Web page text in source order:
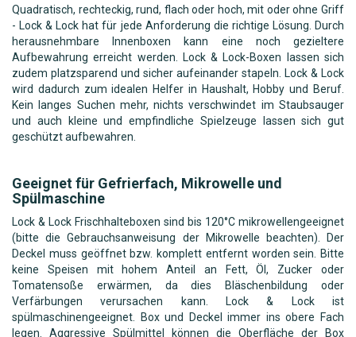
Quadratisch, rechteckig, rund, flach oder hoch, mit oder ohne Griff
- Lock & Lock hat für jede Anforderung die richtige Lösung. Durch
herausnehmbare Innenboxen kann eine noch gezieltere
Aufbewahrung erreicht werden. Lock & Lock-Boxen lassen sich
zudem platzsparend und sicher aufeinander stapeln. Lock & Lock
wird dadurch zum idealen Helfer in Haushalt, Hobby und Beruf.
Kein langes Suchen mehr, nichts verschwindet im Staubsauger
und auch kleine und empfindliche Spielzeuge lassen sich gut
geschützt aufbewahren.
Geeignet für Gefrierfach, Mikrowelle und
Spülmaschine
Lock & Lock Frischhalteboxen sind bis 120°C mikrowellengeeignet
(bitte die Gebrauchsanweisung der Mikrowelle beachten). Der
Deckel muss geöffnet bzw. komplett entfernt worden sein. Bitte
keine Speisen mit hohem Anteil an Fett, Öl, Zucker oder
Tomatensoße erwärmen, da dies Bläschenbildung oder
Verfärbungen verursachen kann. Lock & Lock ist
spülmaschinengeeignet. Box und Deckel immer ins obere Fach
legen. Aggressive Spülmittel können die Oberfläche der Box